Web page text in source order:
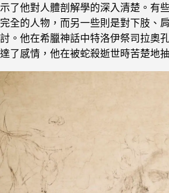
示了他對人體剖解學的深入清楚。有
完全的人物，而另一些則是對下肢、
討。他在希臘神話中特洛伊祭司拉奧
達了感情，他在被蛇殺逝世時苦楚地